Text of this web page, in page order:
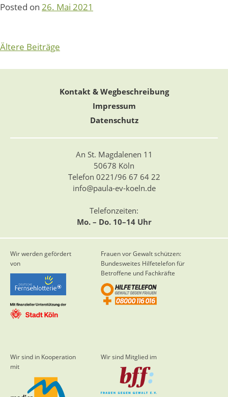
Posted on 26. Mai 2021
Beitragsnavigation
Ältere Beiträge
Kontakt & Wegbeschreibung
Impressum
Datenschutz
An St. Magdalenen 11
50678 Köln
Telefon 0221/96 67 64 22
info@paula-ev-koeln.de
Telefonzeiten:
Mo. – Do. 10–14 Uhr
Wir werden gefördert
von
Frauen vor Gewalt schützen:
Bundesweites Hilfetelefon für
Betroffene und Fachkräfte
Wir sind in Kooperation
mit
Wir sind Mitglied im